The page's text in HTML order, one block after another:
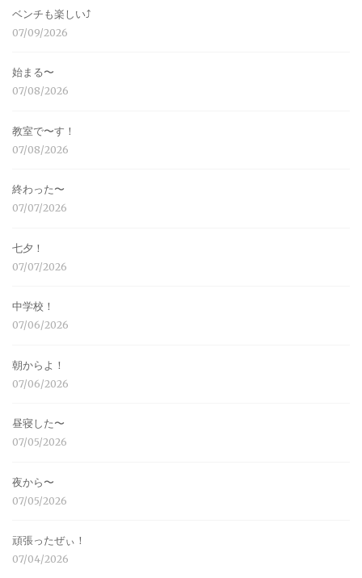
ベンチも楽しい⤴︎
07/09/2026
始まる〜
07/08/2026
教室で〜す！
07/08/2026
終わった〜
07/07/2026
七夕！
07/07/2026
中学校！
07/06/2026
朝からよ！
07/06/2026
昼寝した〜
07/05/2026
夜から〜
07/05/2026
頑張ったぜぃ！
07/04/2026